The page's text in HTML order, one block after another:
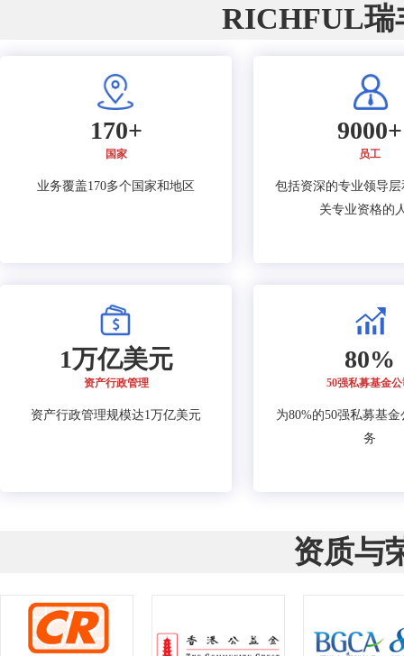
RICHFUL瑞
170+
国家
业务覆盖170多个国家和地区
9000+
员工
包括资深的专业领导
关专业资格的
1万亿美元
资产行政管理
资产行政管理规模达1万亿美元
80%
50强私募基金
为80%的50强私募基
务
资质与